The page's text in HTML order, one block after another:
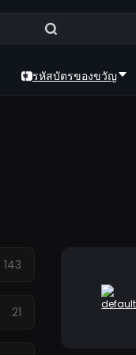
รหัสบัตรของขวัญ
143
21